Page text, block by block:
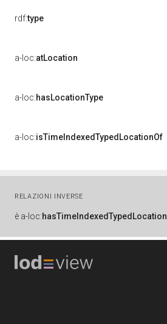
rdf:type
a-loc:atLocation
a-loc:hasLocationType
a-loc:isTimeIndexedTypedLocationOf
RELAZIONI INVERSE
è a-loc:hasTimeIndexedTypedLocation